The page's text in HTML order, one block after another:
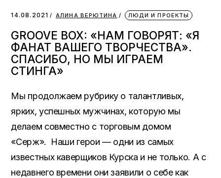
14.08.2021 АЛИНА ВЕРЮТИНА ЛЮДИ И ПРОЕКТЫ
GROOVE BOX: «НАМ ГОВОРЯТ: «Я
ФАНАТ ВАШЕГО ТВОРЧЕСТВА».
СПАСИБО, НО МЫ ИГРАЕМ
СТИНГА»
Мы продолжаем рубрику о талантливых,
ярких, успешных мужчинах, которую мы
делаем совместно с торговым домом
«Серж». Наши герои — одни из самых
известных каверщиков Курска и не только. А с
недавнего времени они заявили о себе как